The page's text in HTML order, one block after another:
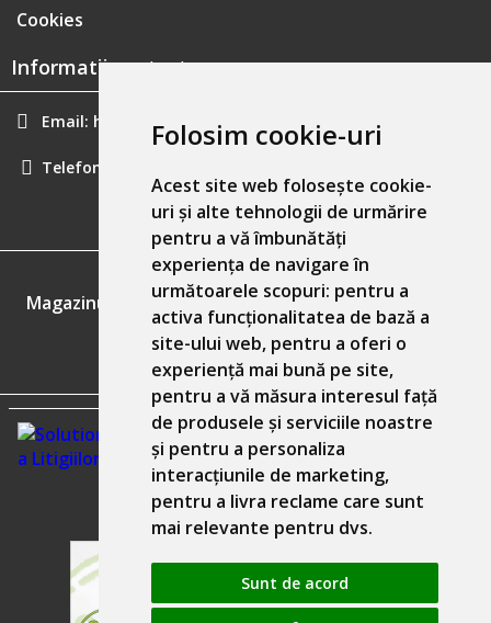
Folosim cookie-uri
Acest site web folosește cookie-
uri și alte tehnologii de urmărire
pentru a vă îmbunătăți
experiența de navigare în
următoarele scopuri: pentru a
activa funcționalitatea de bază a
site-ului web, pentru a oferi o
experiență mai bună pe site,
pentru a vă măsura interesul față
de produsele și serviciile noastre
și pentru a personaliza
interacțiunile de marketing,
pentru a livra reclame care sunt
mai relevante pentru dvs.
Sunt de acord
Cookies
Informatii contact:
Email: hainecomode@gmail.com
Telefon:
GDPR
Magazinul nostru respecta 100% prevederile GDPR.
Informatiile mele personale